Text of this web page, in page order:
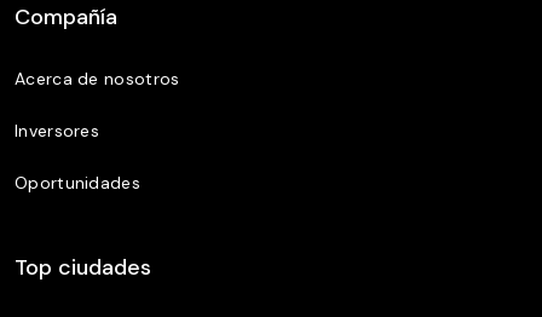
Compañía
Acerca de nosotros
Inversores
Oportunidades
Top ciudades